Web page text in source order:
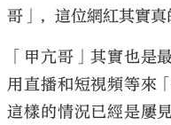
哥」，這位網紅其實真
「甲亢哥」其實也是
用直播和短視頻等來
這樣的情況已經是屢